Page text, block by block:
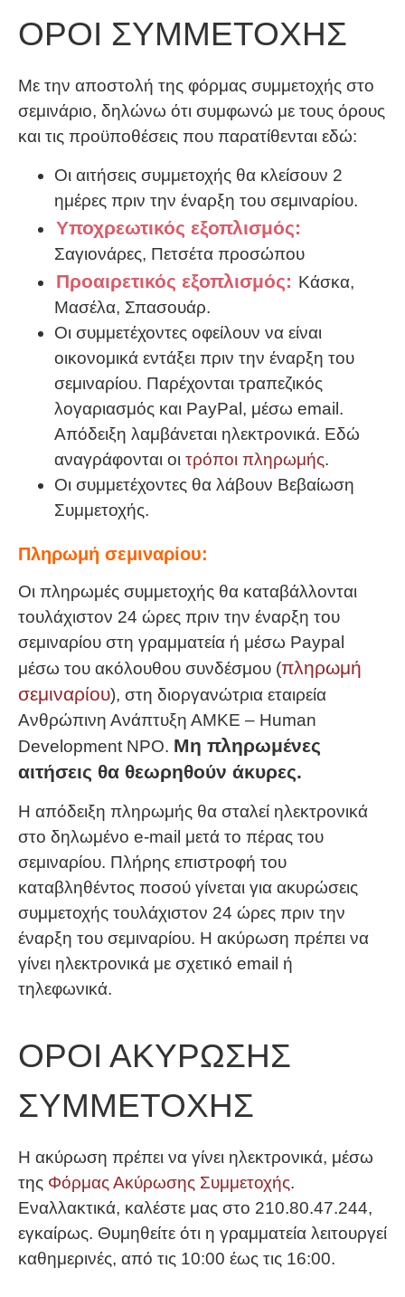
ΟΡΟΙ ΣΥΜΜΕΤΟΧΗΣ
Με την αποστολή της φόρμας συμμετοχής στο
σεμινάριο, δηλώνω ότι συμφωνώ με τους όρους
και τις προϋποθέσεις που παρατίθενται εδώ:
Οι αιτήσεις συμμετοχής θα κλείσουν 2
ημέρες πριν την έναρξη του σεμιναρίου.
Υποχρεωτικός εξοπλισμός:
Σαγιονάρες, Πετσέτα προσώπου
Προαιρετικός εξοπλισμός: Κάσκα,
Μασέλα, Σπασουάρ.
Οι συμμετέχοντες οφείλουν να είναι
οικονομικά εντάξει πριν την έναρξη του
σεμιναρίου. Παρέχονται τραπεζικός
λογαριασμός και PayPal, μέσω email.
Απόδειξη λαμβάνεται ηλεκτρονικά. Εδώ
αναγράφονται οι τρόποι πληρωμής.
Οι συμμετέχοντες θα λάβουν Βεβαίωση
Συμμετοχής.
Πληρωμή σεμιναρίου:
Οι πληρωμές συμμετοχής θα καταβάλλονται
τουλάχιστον 24 ώρες πριν την έναρξη του
σεμιναρίου στη γραμματεία ή μέσω Paypal
μέσω του ακόλουθου συνδέσμου (πληρωμή
σεμιναρίου), στη διοργανώτρια εταιρεία
Ανθρώπινη Ανάπτυξη ΑΜΚΕ – Human
Development NPO. Μη πληρωμένες
αιτήσεις θα θεωρηθούν άκυρες.
Η απόδειξη πληρωμής θα σταλεί ηλεκτρονικά
στο δηλωμένο e-mail μετά το πέρας του
σεμιναρίου. Πλήρης επιστροφή του
καταβληθέντος ποσού γίνεται για ακυρώσεις
συμμετοχής τουλάχιστον 24 ώρες πριν την
έναρξη του σεμιναρίου. Η ακύρωση πρέπει να
γίνει ηλεκτρονικά με σχετικό email ή
τηλεφωνικά.
ΟΡΟΙ ΑΚΥΡΩΣΗΣ
ΣΥΜΜΕΤΟΧΗΣ
Η ακύρωση πρέπει να γίνει ηλεκτρονικά, μέσω
της Φόρμας Ακύρωσης Συμμετοχής.
Εναλλακτικά, καλέστε μας στο 210.80.47.244,
εγκαίρως. Θυμηθείτε ότι η γραμματεία λειτουργεί
καθημερινές, από τις 10:00 έως τις 16:00.